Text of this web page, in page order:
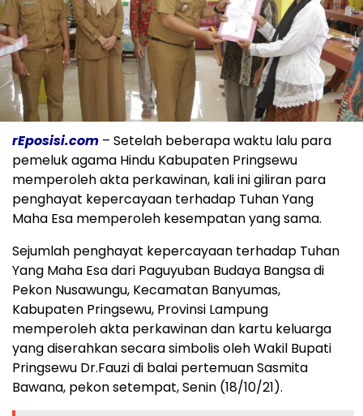
rEposisi.com – Setelah beberapa waktu lalu para
pemeluk agama Hindu Kabupaten Pringsewu
memperoleh akta perkawinan, kali ini giliran para
penghayat kepercayaan terhadap Tuhan Yang
Maha Esa memperoleh kesempatan yang sama.
Sejumlah penghayat kepercayaan terhadap Tuhan
Yang Maha Esa dari Paguyuban Budaya Bangsa di
Pekon Nusawungu, Kecamatan Banyumas,
Kabupaten Pringsewu, Provinsi Lampung
memperoleh akta perkawinan dan kartu keluarga
yang diserahkan secara simbolis oleh Wakil Bupati
Pringsewu Dr.Fauzi di balai pertemuan Sasmita
Bawana, pekon setempat, Senin (18/10/21).